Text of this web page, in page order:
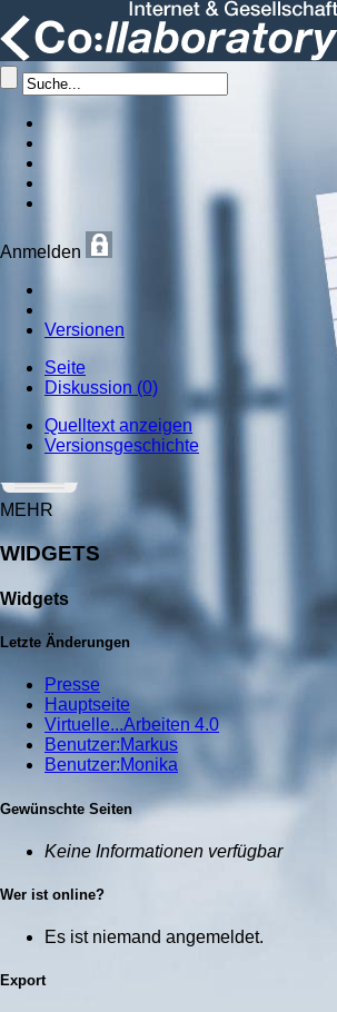
Anmelden
Versionen
Seite
Diskussion (0)
Quelltext anzeigen
Versionsgeschichte
MEHR
WIDGETS
Widgets
Letzte Änderungen
Presse
Hauptseite
Virtuelle...Arbeiten 4.0
Benutzer:Markus
Benutzer:Monika
Gewünschte Seiten
Keine Informationen verfügbar
Wer ist online?
Es ist niemand angemeldet.
Export